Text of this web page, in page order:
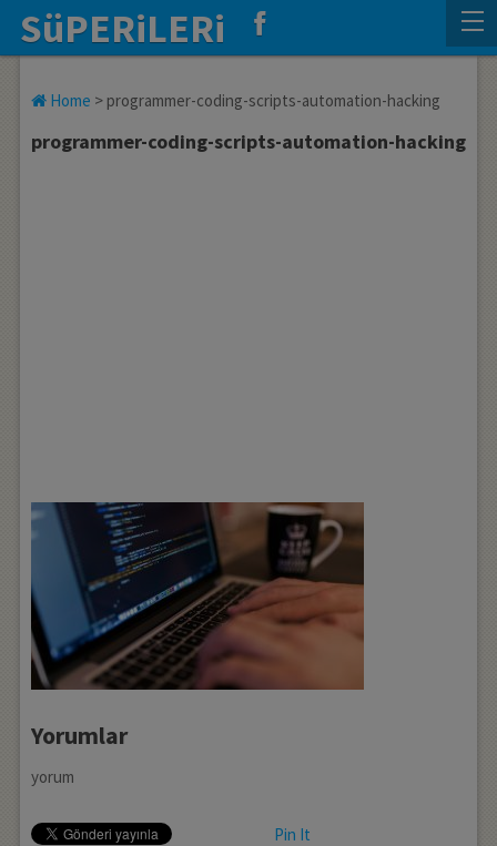
SüPERiLERi
Home > programmer-coding-scripts-automation-hacking
programmer-coding-scripts-automation-hacking
Yorumlar
yorum
Pin It